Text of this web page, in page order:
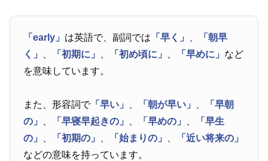
「early」 は英語で、副詞では 「早く」
「朝早
く」
「初期に」 「初め頃に」 「早めに」 など
を意味しています。
また、形容詞で「早い」 「朝が早い」
「早朝
の」
「早寝早起きの」 「早めの」
「早生
の」
「初期の」 「始まりの」
「近い将来の」
などの意味を持っています。